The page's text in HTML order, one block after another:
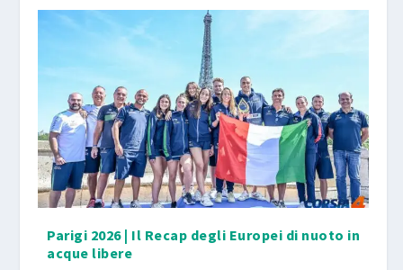
Parigi 2026 | Il Recap degli Europei di nuoto in
acque libere